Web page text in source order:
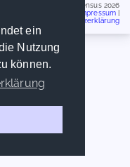
ein
Nutzung
können.
Handschriftencensus 2026
Impressum
Datenschutzerklärung